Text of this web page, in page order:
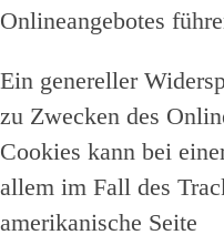
Onlineangebotes
Ein genereller
zu Zwecken des
Cookies kann bei
allem im Fall des
amerikanische Seite